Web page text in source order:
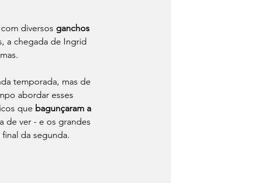
diversos ganchos
a chegada de Ingrid
temporada, mas de
abordar esses
que bagunçaram a
de ver - e os grandes
da segunda.